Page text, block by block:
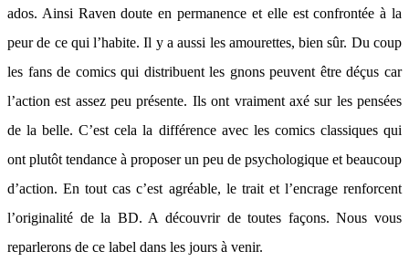
ados. Ainsi Raven doute en permanence et elle est confrontée à la
peur de ce qui l’habite. Il y a aussi les amourettes, bien sûr. Du coup
les fans de comics qui distribuent les gnons peuvent être déçus car
l’action est assez peu présente. Ils ont vraiment axé sur les pensées
de la belle. C’est cela la différence avec les comics classiques qui
ont plutôt tendance à proposer un peu de psychologique et beaucoup
d’action. En tout cas c’est agréable, le trait et l’encrage renforcent
l’originalité de la BD. A découvrir de toutes façons. Nous vous
reparlerons de ce label dans les jours à venir.